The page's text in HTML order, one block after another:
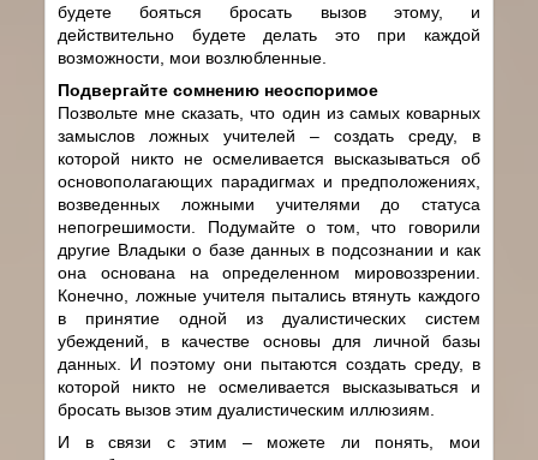
будете бояться бросать вызов этому, и
действительно будете делать это при каждой
возможности, мои возлюбленные.
Подвергайте сомнению неоспоримое
Позвольте мне сказать, что один из самых коварных
замыслов ложных учителей – создать среду, в
которой никто не осмеливается высказываться об
основополагающих парадигмах и предположениях,
возведенных ложными учителями до статуса
непогрешимости. Подумайте о том, что говорили
другие Владыки о базе данных в подсознании и как
она основана на определенном мировоззрении.
Конечно, ложные учителя пытались втянуть каждого
в принятие одной из дуалистических систем
убеждений, в качестве основы для личной базы
данных. И поэтому они пытаются создать среду, в
которой никто не осмеливается высказываться и
бросать вызов этим дуалистическим иллюзиям.
И в связи с этим – можете ли понять, мои